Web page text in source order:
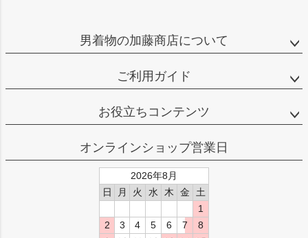
男着物の加藤商店について
ご利用ガイド
お役立ちコンテンツ
オンラインショップ営業日
2026年8月
日
月 火 水 木 金
土
1
2
3 4 5 6 7
8